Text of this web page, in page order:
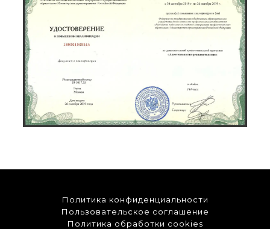
Политика конфиденциальности
Пользовательское соглашение
Политика обработки cookies